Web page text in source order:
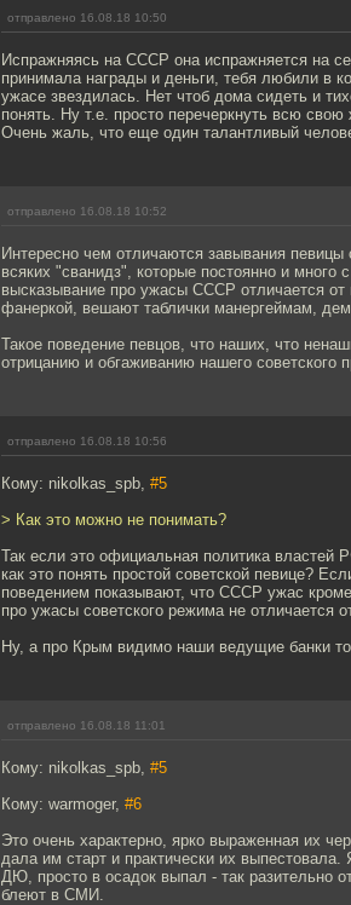
отправлено 16.08.18 10:50
Испражняясь на СССР она испражняется на
принимала награды и деньги, тебя любили в
ужасе звездилась. Нет чтоб дома сидеть и
понять. Ну т.е. просто перечеркнуть всю
Очень жаль, что еще один талантливый
отправлено 16.08.18 10:52
Интересно чем отличаются завывания
всяких "сванидз", которые постоянно и много
высказывание про ужасы СССР отличается от
фанеркой, вешают таблички манергеймам,
Такое поведение певцов, что наших, что
отрицанию и обгаживанию нашего советского
отправлено 16.08.18 10:56
Кому: nikolkas_spb, #5
> Как это можно не понимать?
Так если это официальная политика властей
как это понять простой советской певице?
поведением показывают, что СССР ужас
про ужасы советского режима не отличается
Ну, а про Крым видимо наши ведущие банки
отправлено 16.08.18 11:01
Кому: nikolkas_spb, #5
Кому: warmoger, #6
Это очень характерно, ярко выраженная их
дала им старт и практически их
ДЮ, просто в осадок выпал - так разительно
блеют в СМИ.